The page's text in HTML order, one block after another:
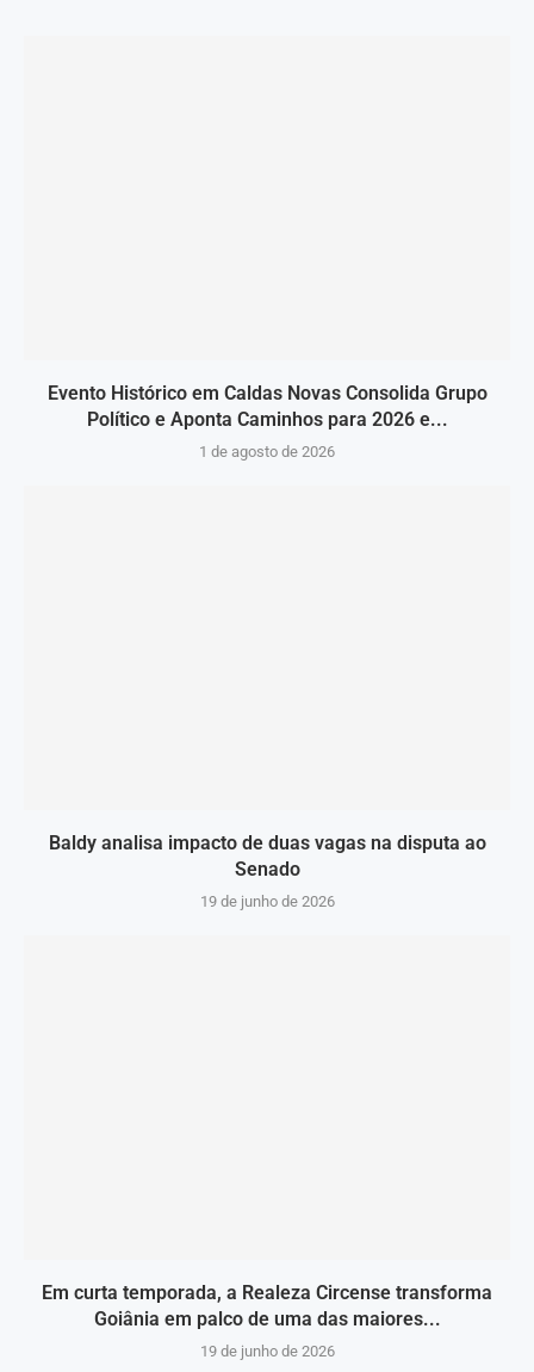
Evento Histórico em Caldas Novas Consolida Grupo
Político e Aponta Caminhos para 2026 e...
1 de agosto de 2026
Baldy analisa impacto de duas vagas na disputa ao
Senado
19 de junho de 2026
Em curta temporada, a Realeza Circense transforma
Goiânia em palco de uma das maiores...
19 de junho de 2026